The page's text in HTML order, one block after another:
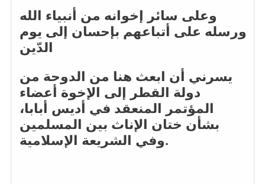
وعلى سائر إخوانه من أنبياء الله
ورسله على أتباعهم بإحسان إلى يوم
الدّين
يسرني أن ابعث هنا من الدوحة من
دولة القطر إلى الإخوة أعضاء
المؤتمر المنعقد في أديس أبابا،
بشأن ختان الإناث بين المسلمين
وفي الشريعة الإسلامية.